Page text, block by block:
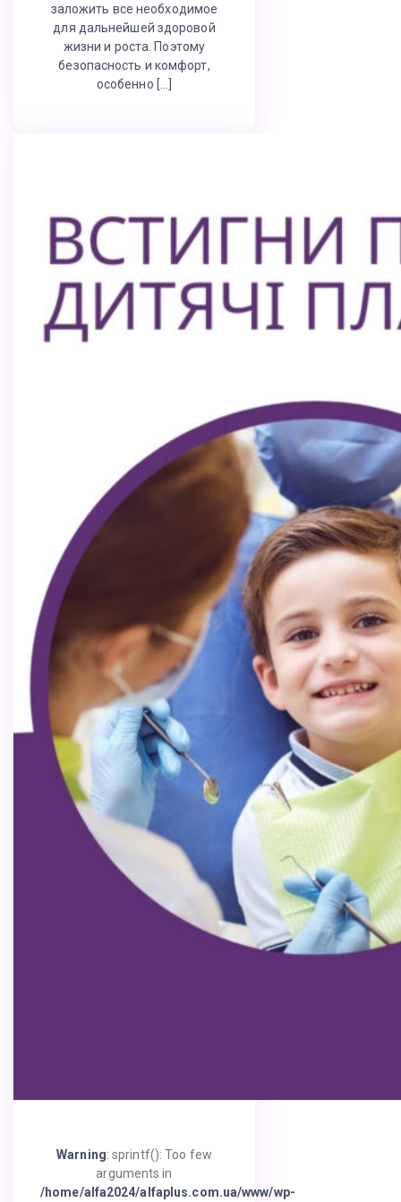
заложить все необходимое
для дальнейшей здоровой
жизни и роста. Поэтому
безопасность и комфорт,
особенно […]
Warning: sprintf(): Too few
arguments in
/home/alfa2024/alfaplus.com.ua/www/wp-